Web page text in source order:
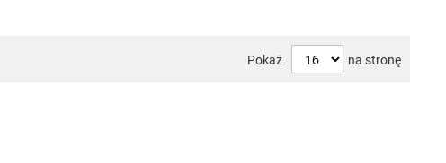
Pokaż na stronę